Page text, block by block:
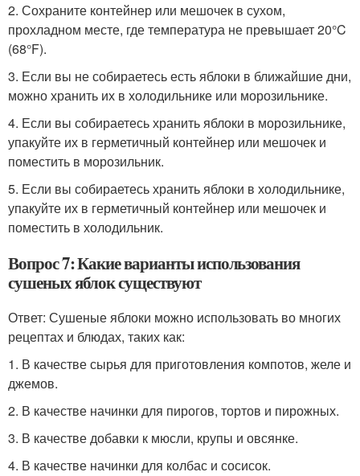
2. Сохраните контейнер или мешочек в сухом,
прохладном месте, где температура не превышает 20°C
(68°F).
3. Если вы не собираетесь есть яблоки в ближайшие дни,
можно хранить их в холодильнике или морозильнике.
4. Если вы собираетесь хранить яблоки в морозильнике,
упакуйте их в герметичный контейнер или мешочек и
поместить в морозильник.
5. Если вы собираетесь хранить яблоки в холодильнике,
упакуйте их в герметичный контейнер или мешочек и
поместить в холодильник.
Вопрос 7: Какие варианты использования
сушеных яблок существуют
Ответ: Сушеные яблоки можно использовать во многих
рецептах и блюдах, таких как:
1. В качестве сырья для приготовления компотов, желе и
джемов.
2. В качестве начинки для пирогов, тортов и пирожных.
3. В качестве добавки к мюсли, крупы и овсянке.
4. В качестве начинки для колбас и сосисок.